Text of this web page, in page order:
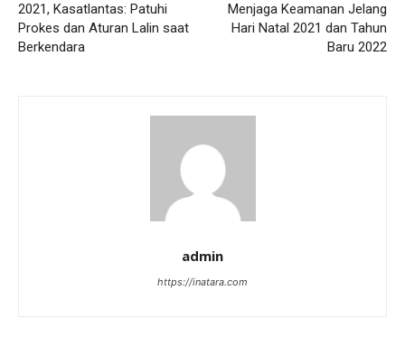
2021, Kasatlantas: Patuhi
Prokes dan Aturan Lalin saat
Berkendara
Menjaga Keamanan Jelang
Hari Natal 2021 dan Tahun
Baru 2022
admin
https://inatara.com